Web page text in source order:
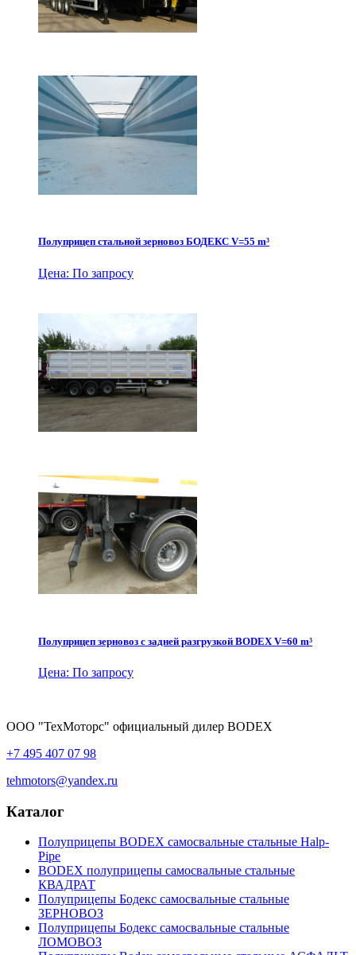
Полуприцеп стальной зерновоз БОДЕКС V=55 m³
Цена: По запросу
Полуприцеп зерновоз с задней разгрузкой BODEX V=60 m³
Цена: По запросу
ООО "ТехМоторс" официальный дилер BODEX
+7 495 407 07 98
tehmotors@yandex.ru
Каталог
Полуприцепы BODEX самосвальные стальные Нalp-
Pipe
BODEX полуприцепы самосвальные стальные
КВАДРАТ
Полуприцепы Бодекс самосвальные стальные
ЗЕРНОВОЗ
Полуприцепы Бодекс самосвальные стальные
ЛОМОВОЗ